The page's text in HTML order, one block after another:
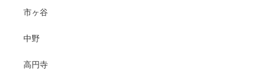
市ヶ谷
中野
高円寺